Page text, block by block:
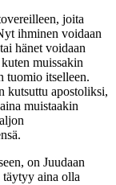
joita
ihminen voidaan
hänet voidaan
muissakin
tuomio itselleen.
kutsuttu apostoliksi,
muistaakin
on Juudaan
aina olla